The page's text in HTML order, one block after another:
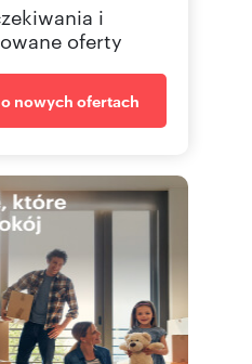
i
oferty
nowych ofertach